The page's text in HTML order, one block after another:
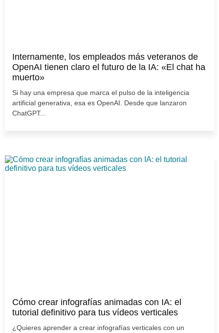
Internamente, los empleados más veteranos de
OpenAI tienen claro el futuro de la IA: «El chat ha
muerto»
Si hay una empresa que marca el pulso de la inteligencia
artificial generativa, esa es OpenAI. Desde que lanzaron
ChatGPT...
Cómo crear infografías animadas con IA: el
tutorial definitivo para tus vídeos verticales
¿Quieres aprender a crear infografías verticales con un